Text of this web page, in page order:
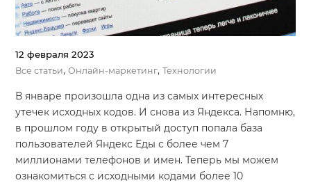
12 февраля 2023
Все статьи,Онлайн-маркетинг,Технологии
В январе произошла одна из самых интересных
утечек исходных кодов. И снова из Яндекса. Напомню,
в прошлом году в открытый доступ попала база
пользователей Яндекс Еды с более чем 7
миллионами телефонов и имен. Теперь мы можем
ознакомиться с исходными кодами более 10